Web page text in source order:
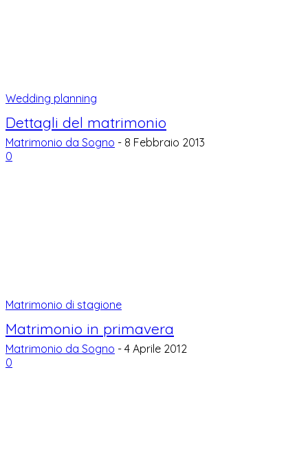
Wedding planning
Dettagli del matrimonio
Matrimonio da Sogno - 8 Febbraio 2013
0
Matrimonio di stagione
Matrimonio in primavera
Matrimonio da Sogno - 4 Aprile 2012
0